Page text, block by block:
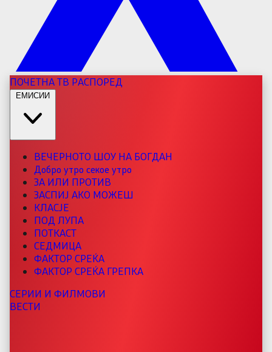
ПОЧЕТНАТВ РАСПОРЕД
ЕМИСИИ
ВЕЧЕРНОТО ШОУ НА БОГДАН
Добро утро секое утро
ЗА ИЛИ ПРОТИВ
ЗАСПИЈ АКО МОЖЕШ
КЛАСЈЕ
ПОД ЛУПА
ПОТКАСТ
СЕДМИЦА
ФАКТОР СРЕЌА
ФАКТОР СРЕЌА ГРЕПКА
СЕРИИ И ФИЛМОВИ
ВЕСТИ